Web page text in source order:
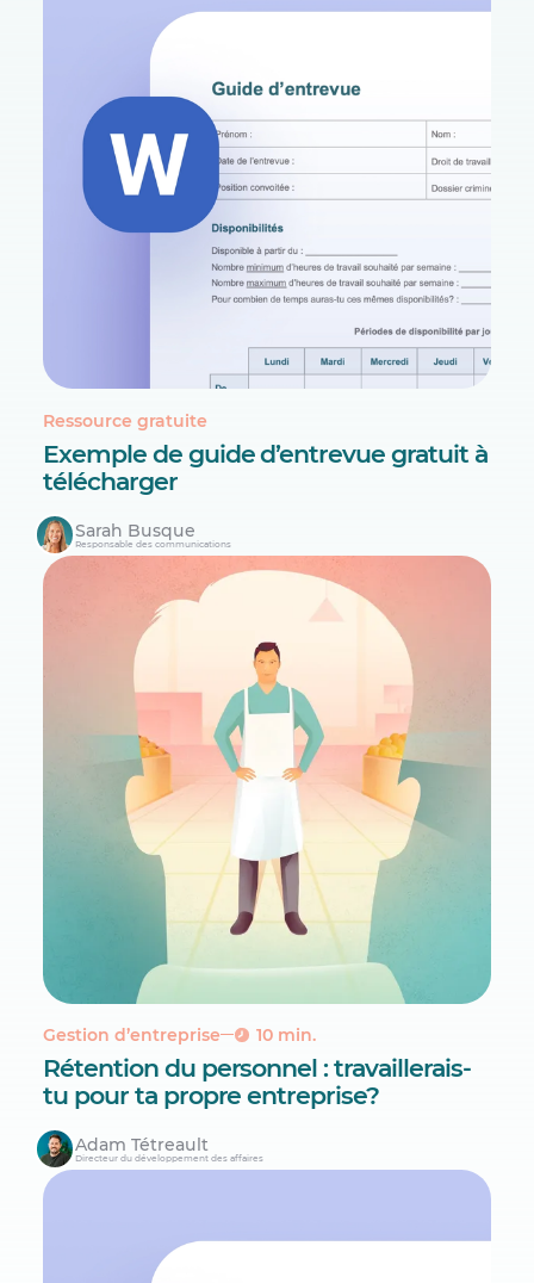
Ressource gratuite
Exemple de guide d’entrevue gratuit à
télécharger
Sarah Busque
Responsable des communications
Gestion d’entreprise 10 min.
Rétention du personnel : travaillerais-
tu pour ta propre entreprise?
Adam Tétreault
Directeur du développement des affaires